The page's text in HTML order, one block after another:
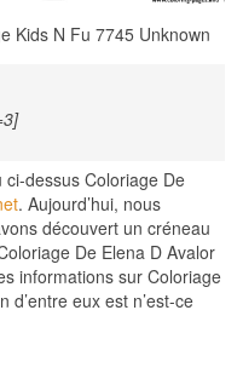
Kids N Fu 7745 Unknown
ci-dessus Coloriage De
. Aujourd’hui, nous
découvert un créneau
De Elena D Avalor
informations sur Coloriage
d’entre eux est n’est-ce